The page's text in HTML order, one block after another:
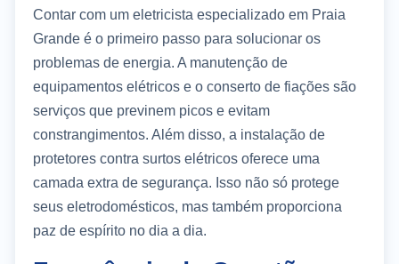
Contar com um eletricista especializado em Praia
Grande é o primeiro passo para solucionar os
problemas de energia. A manutenção de
equipamentos elétricos e o conserto de fiações são
serviços que previnem picos e evitam
constrangimentos. Além disso, a instalação de
protetores contra surtos elétricos oferece uma
camada extra de segurança. Isso não só protege
seus eletrodomésticos, mas também proporciona
paz de espírito no dia a dia.